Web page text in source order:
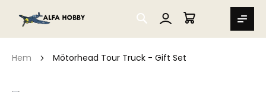
SEARCH
MIN VARUKORG
Hem Mötorhead Tour Truck - Gift Set